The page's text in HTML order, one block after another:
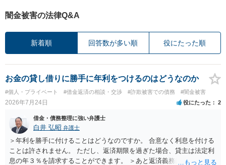
闇金被害の法律Q&A
新着順 回答数が多い順 役にたった順
お金の貸し借りに勝手に年利をつけるのはどうなのか
#個人・プライベート #借金返済の相談・交渉 #詐欺被害での債務 #闇金被害
2026年7月24日 役にたった 2
借金・債務整理に強い弁護士
白井 弘昭 弁護士
＞年利を勝手に付けることはどうなのですか。 合意なく利息を付ける
ことは許されません。 ただし、返済期限を過ぎた場合、貸主は法定利
息の年３％を請求することができます。 ＞あと返済義務はありますか